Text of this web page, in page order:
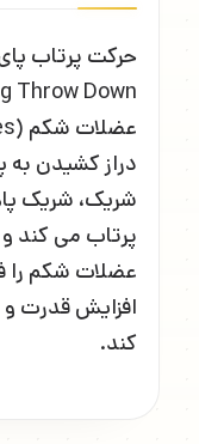
دراز کشیدن
شریک، شریک
پرتاب می کند
عضلات شکم را
افزایش قدرت
کند.